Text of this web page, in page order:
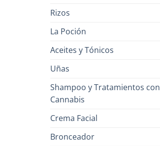
Rizos
La Poción
Aceites y Tónicos
Uñas
Shampoo y Tratamientos con
Cannabis
Crema Facial
Bronceador